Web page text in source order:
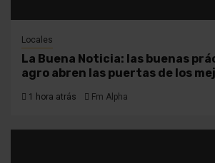
Locales
La Buena Noticia: las buenas
agro abren las puertas de los
1 hora atrás Fm Alpha